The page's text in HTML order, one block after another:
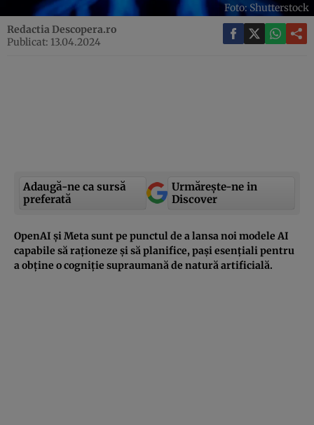
Foto: Shutterstock
Redactia Descopera.ro
Publicat: 13.04.2024
Adaugă-ne ca sursă
preferată
Urmărește-ne in
Discover
OpenAI şi Meta sunt pe punctul de a lansa noi modele AI
capabile să raţioneze şi să planifice, paşi esenţiali pentru
a obţine o cogniţie supraumană de natură artificială.